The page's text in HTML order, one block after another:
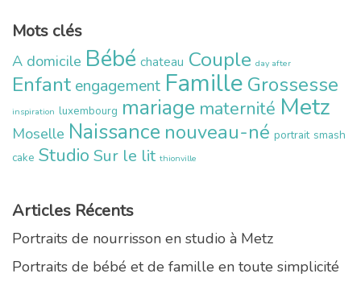
Mots clés
A domicile Bébé chateau Couple day after
Enfant engagement Famille Grossesse
inspiration luxembourg mariage maternité Metz
Moselle Naissance nouveau-né portrait smash
cake Studio Sur le lit thionville
Articles Récents
Portraits de nourrisson en studio à Metz
Portraits de bébé et de famille en toute simplicité